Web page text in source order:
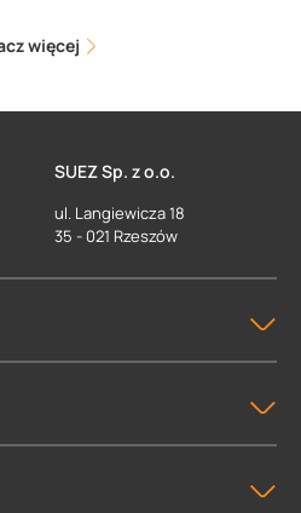
więcej
SUEZ Sp. z o.o.
ul. Langiewicza 18
35 - 021 Rzeszów